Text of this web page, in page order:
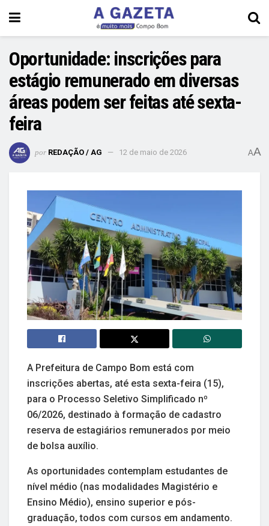
Oportunidade: inscrições para
estágio remunerado em diversas
áreas podem ser feitas até sexta-
feira
por REDAÇÃO / AG 12 de maio de 2026 AA
A Prefeitura de Campo Bom está com
inscrições abertas, até esta sexta-feira (15),
para o Processo Seletivo Simplificado nº
06/2026, destinado à formação de cadastro
reserva de estagiários remunerados por meio
de bolsa auxílio.
As oportunidades contemplam estudantes de
nível médio (nas modalidades Magistério e
Ensino Médio), ensino superior e pós-
graduação, todos com cursos em andamento.